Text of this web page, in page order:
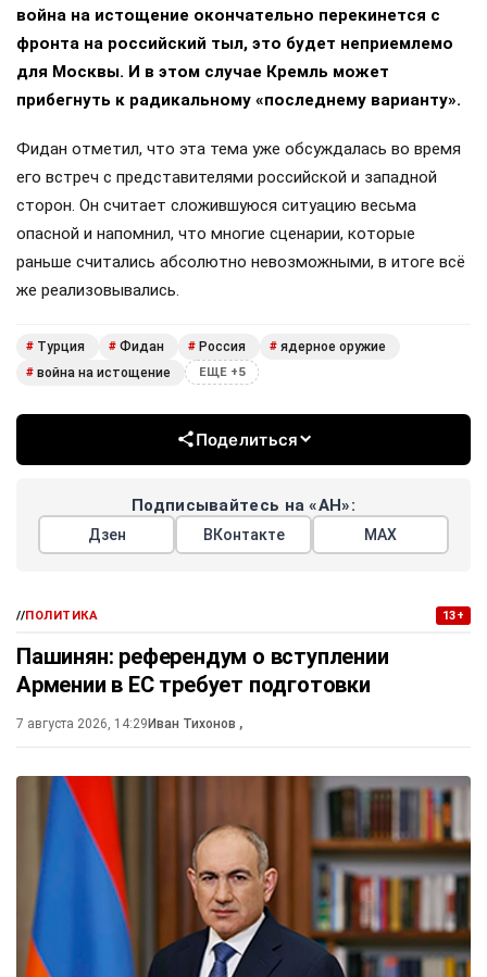
война на истощение окончательно перекинется с
фронта на российский тыл, это будет неприемлемо
для Москвы. И в этом случае Кремль может
прибегнуть к радикальному «последнему варианту».
Фидан отметил, что эта тема уже обсуждалась во время
его встреч с представителями российской и западной
сторон. Он считает сложившуюся ситуацию весьма
опасной и напомнил, что многие сценарии, которые
раньше считались абсолютно невозможными, в итоге всё
же реализовывались.
# Турция # Фидан # Россия # ядерное оружие
# война на истощение ЕЩЕ +5
Поделиться
Подписывайтесь на «АН»:
Дзен ВКонтакте МАХ
//ПОЛИТИКА 13+
Пашинян: референдум о вступлении
Армении в ЕС требует подготовки
7 августа 2026, 14:29 Иван Тихонов ,